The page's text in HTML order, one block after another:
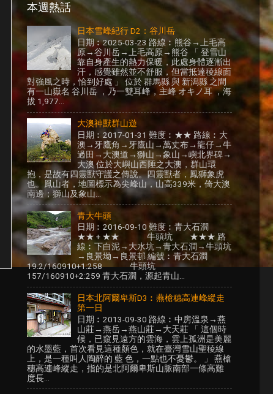
本週熱話
日本雪峰紀行 D2：谷川岳
日期︰2025-03-23 路線︰熊谷→上毛高
原→谷川岳→上毛高原→熊谷 「 登雪山
靠自身產生的熱力保暖，此處身體逐漸出
汗，感覺雖然並不舒服，但當抵達稜線面
對強風之時，恰到好處 」 位於 群馬縣 與 新潟縣 之間
有一山嶽名 谷川岳 ，乃一雙耳峰，主峰 オキノ耳 ，海
拔 1,977...
大澳神獸群山遊
日期︰2017-01-31 難度︰★★ 路線︰大
澳→牙鷹角→牙鷹山→萬丈布→龍仔→牛
過田→大澳道→獅山→象山→嶼北界碑→
大澳 位於大嶼山西陲之大澳，群山環
抱，是故有四靈獸守護之傳說。四靈獸者，鳳獅象虎
也。鳳山者，地圖標示為尖峰山，山高339米，倚大澳
南邊；獅山及象山...
青大牛頭
日期︰2016-09-10 難度︰青大石澗
★★ + ★★ 牛頭坑 ★★★ 路
線︰下白泥→大水坑→青大石澗→牛頭坑
→良景坳→良景邨 編號︰青大石澗
19.2/160910+1:258 牛頭坑
157/160910+2:259 青大石澗，源起青山...
日本北阿爾卑斯D3︰燕槍穗高連峰縱走
第一日
日期︰2013-09-30 路線︰中房溫泉→燕
山莊→燕岳→燕山莊→大天莊 「 這個時
候，已窺見遠方的雲海，雲上孤洲是美麗
的水墨藍，首次看見這種顏色，就在臺灣雪山聖稜線
上，是一種叫人陶醉的 藍 色，一點也不憂鬱。 」 燕槍
穗高連峰縱走，指的是北阿爾卑斯山脈南部一條高難
度長...